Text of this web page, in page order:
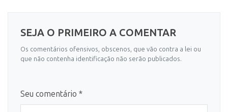
SEJA O PRIMEIRO A COMENTAR
Os comentários ofensivos, obscenos, que vão contra a lei ou
que não contenha identificação não serão publicados.
Seu comentário *